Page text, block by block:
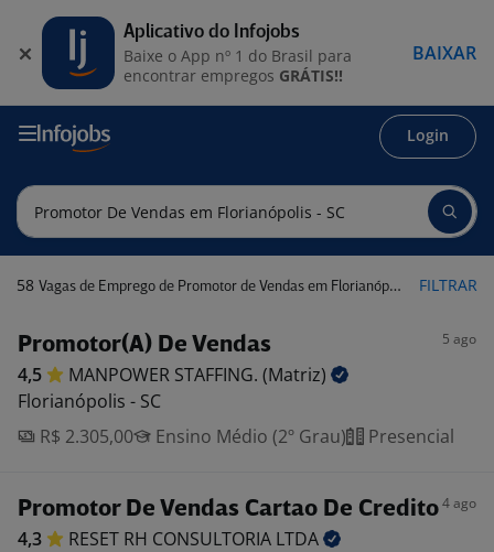
Login
58 Vagas de Emprego de Promotor de Vendas em Florianópolis - SC FILTRAR
Promotor(A) De Vendas 5 ago
4,5 MANPOWER STAFFING. (Matriz)
Florianópolis - SC
R$ 2.305,00
Ensino Médio (2º Grau) Presencial
Promotor De Vendas Cartao De Credito4 ago
4,3 RESET RH CONSULTORIA LTDA
Aplicativo do Infojobs
Baixe o App nº 1 do Brasil para
encontrar empregos GRÁTIS!!
BAIXAR